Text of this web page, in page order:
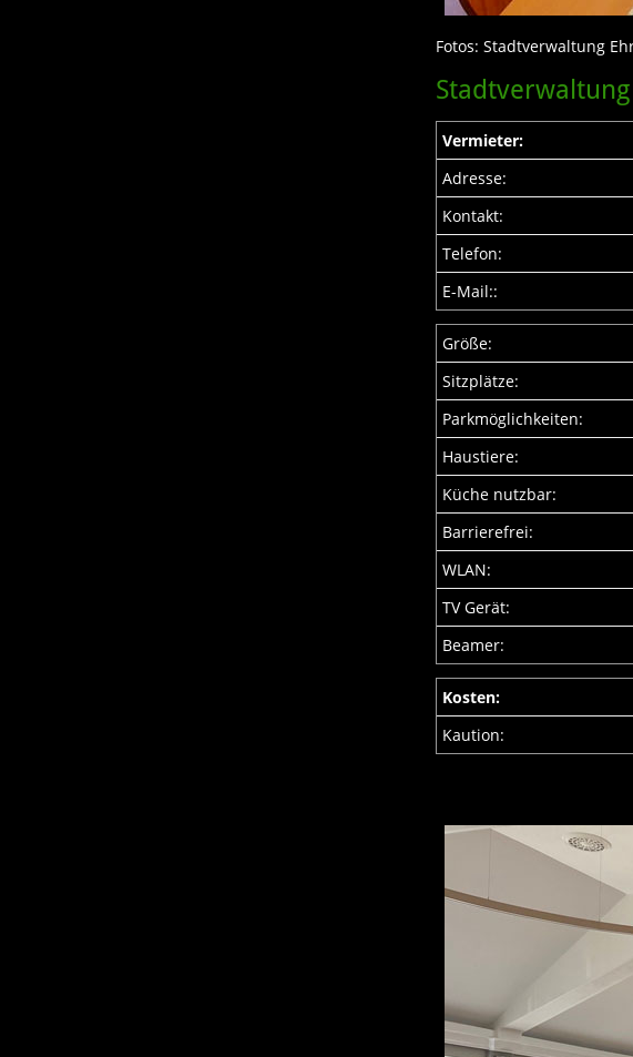
Fotos: Stadtverwaltung
Vermieter:
Adresse:
Kontakt:
Telefon:
E-Mail::
Größe:
Sitzplätze:
Parkmöglichkeiten:
Haustiere:
Küche nutzbar:
Barrierefrei:
WLAN:
TV Gerät:
Beamer:
Kosten:
Kaution: